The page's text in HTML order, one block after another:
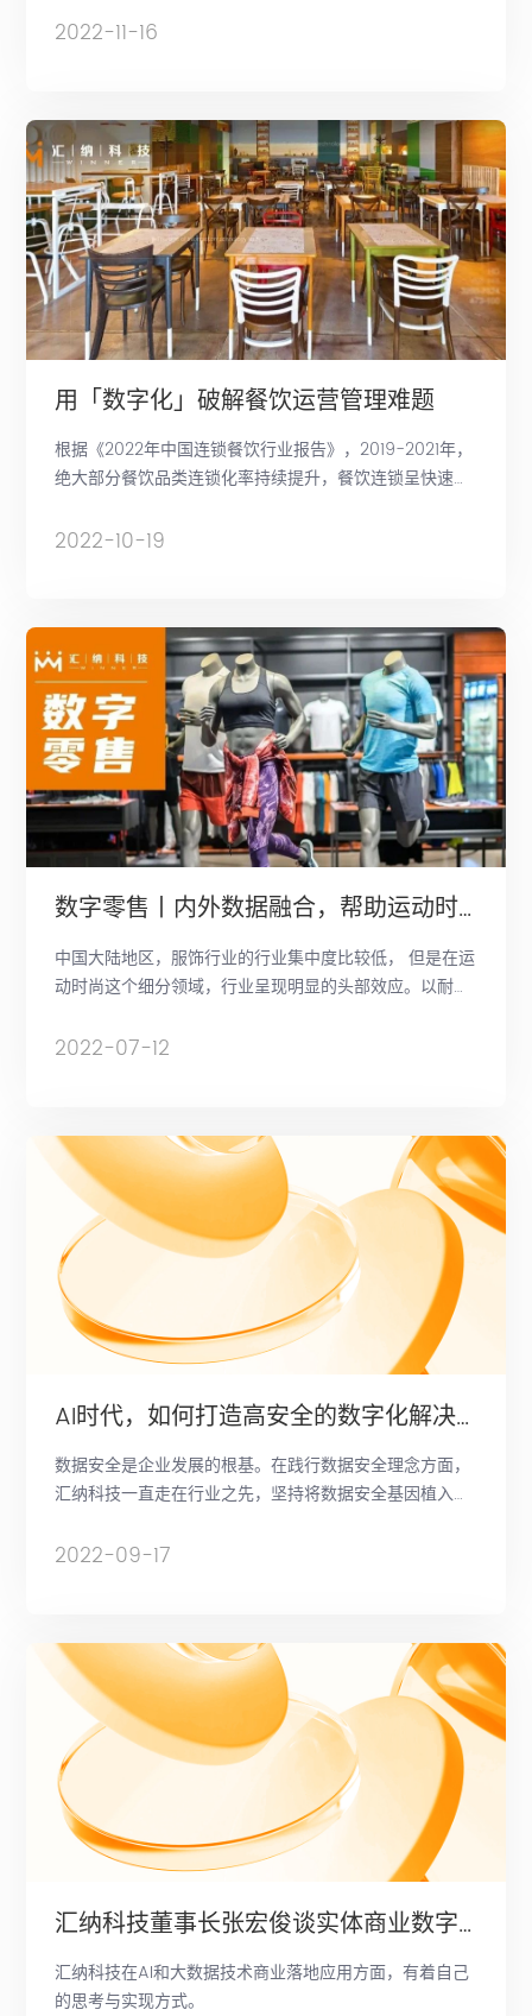
扩张甚至收缩的背景下，车企大踏步进入购物中心的步伐
2022-11-16
用「数字化」破解餐饮运营管理难题
根据《2022年中国连锁餐饮行业报告》，2019-2021年，
绝大部分餐饮品类连锁化率持续提升，餐饮连锁呈快速发
企业的一大难题。
2022-10-19
数字零售丨内外数据融合，帮助运动时尚品牌在市场缝隙中寻找增长机会
中国大陆地区，服饰行业的行业集中度比较低， 但是在运
动时尚这个细分领域，行业呈现明显的头部效应。以耐
步、361°为代表的国内品牌，在中国大陆地区累计门店数
2022-07-12
AI时代，如何打造高安全的数字化解决方案
数据安全是企业发展的根基。在践行数据安全理念方面，
汇纳科技一直走在行业之先，坚持将数据安全基因植入每
2022-09-17
汇纳科技董事长张宏俊谈实体商业数字底座的重要性
汇纳科技在AI和大数据技术商业落地应用方面，有着自己
的思考与实现方式。